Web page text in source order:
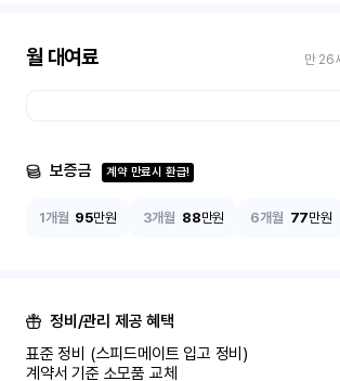
월 대여료 만 26
보증금 계약 만료시 환급!
1개월 95만원 3개월 88만원 6개월 77만원
정비/관리 제공 혜택
표준 정비 (스피드메이트 입고 정비)
계약서 기준 소모품 교체